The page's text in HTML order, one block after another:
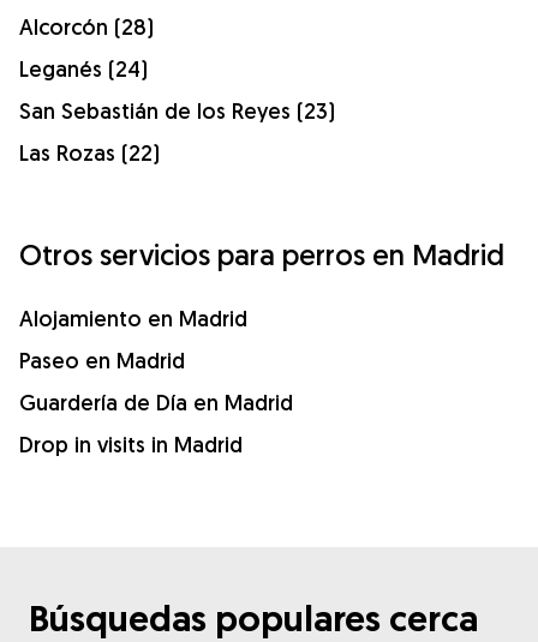
Alcorcón (28)
Leganés (24)
San Sebastián de los Reyes (23)
Las Rozas (22)
Otros servicios para perros en Madrid
Alojamiento en Madrid
Paseo en Madrid
Guardería de Día en Madrid
Drop in visits in Madrid
Búsquedas populares cerca